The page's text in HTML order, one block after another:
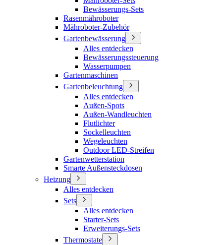
Bewässerungs-Sets
Rasenmähroboter
Mähroboter-Zubehör
Gartenbewässerung
Alles entdecken
Bewässerungssteuerung
Wasserpumpen
Gartenmaschinen
Gartenbeleuchtung
Alles entdecken
Außen-Spots
Außen-Wandleuchten
Flutlichter
Sockelleuchten
Wegeleuchten
Outdoor LED-Streifen
Gartenwetterstation
Smarte Außensteckdosen
Heizung
Alles entdecken
Sets
Alles entdecken
Starter-Sets
Erweiterungs-Sets
Thermostate